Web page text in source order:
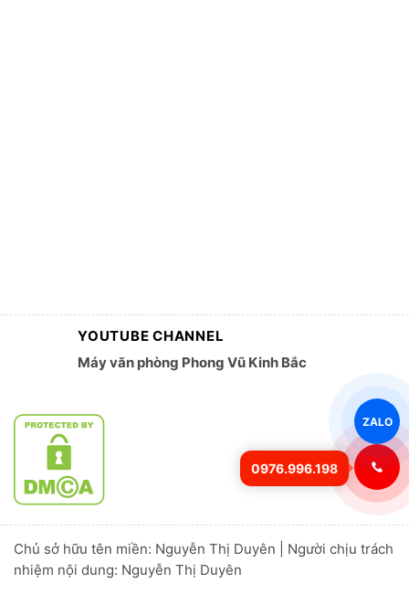
ZALO
0976.996.198
YOUTUBE CHANNEL
Máy văn phòng Phong Vũ Kinh Bắc
Chủ sở hữu tên miền: Nguyễn Thị Duyên | Người chịu trách
nhiệm nội dung: Nguyễn Thị Duyên